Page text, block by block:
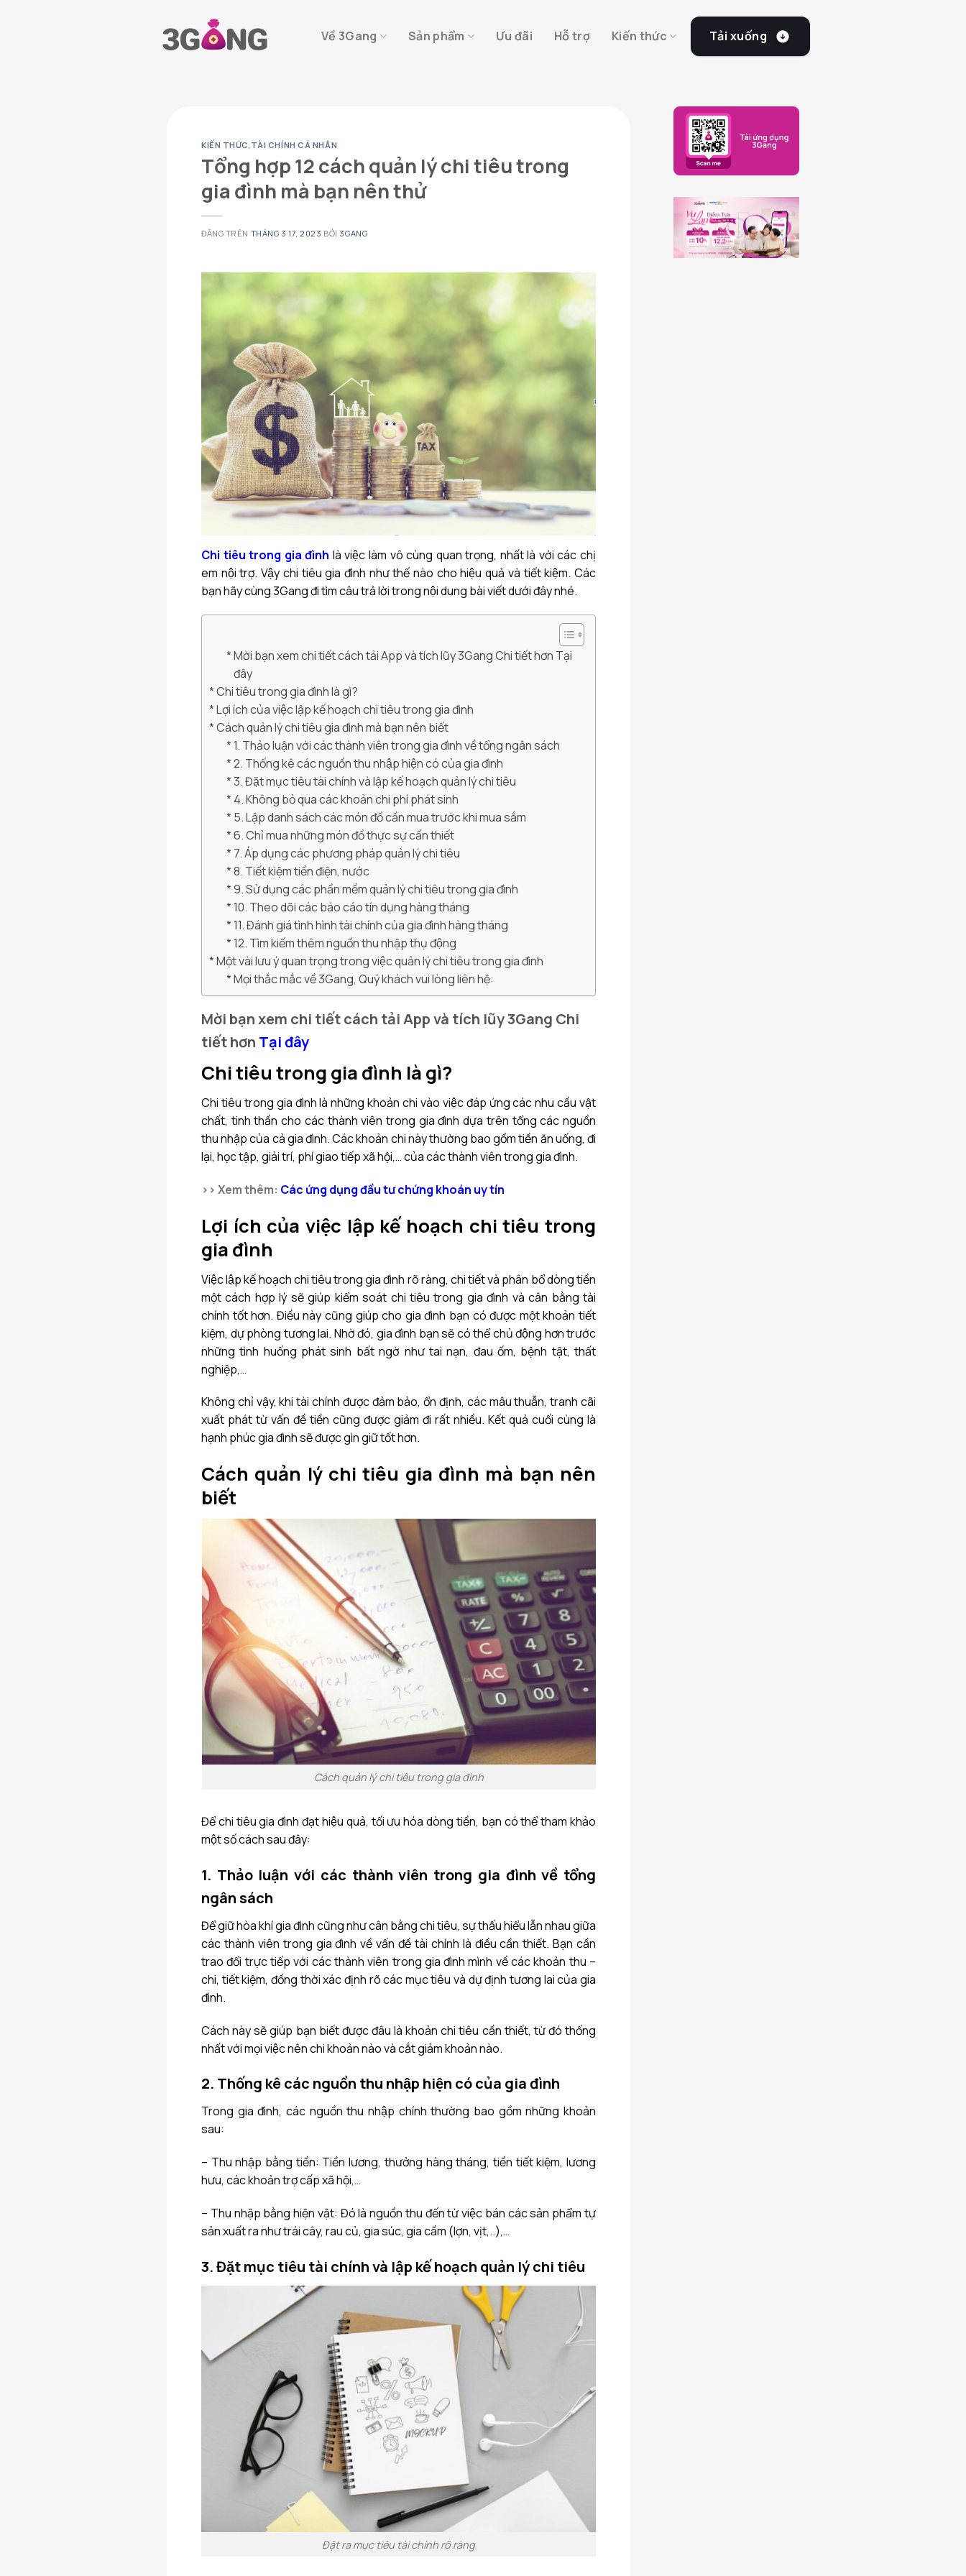
Về 3Gang Sản phẩm Ưu đãi Hỗ trợ Kiến thức Tải xuống
KIẾN THỨC, TÀI CHÍNH CÁ NHÂN
Tổng hợp 12 cách quản lý chi tiêu trong
gia đình mà bạn nên thử
ĐĂNG TRÊN THÁNG 3 17, 2023 BỞI 3GANG
Chi tiêu trong gia đình là việc làm vô cùng quan trọng, nhất là với các chị
em nội trợ. Vậy chi tiêu gia đình như thế nào cho hiệu quả và tiết kiệm. Các
bạn hãy cùng 3Gang đi tìm câu trả lời trong nội dung bài viết dưới đây nhé.
Mời bạn xem chi tiết cách tải App và tích lũy 3Gang Chi tiết hơn Tại
đây
Chi tiêu trong gia đình là gì?
Lợi ích của việc lập kế hoạch chi tiêu trong gia đình
Cách quản lý chi tiêu gia đình mà bạn nên biết
1. Thảo luận với các thành viên trong gia đình về tổng ngân sách
2. Thống kê các nguồn thu nhập hiện có của gia đình
3. Đặt mục tiêu tài chính và lập kế hoạch quản lý chi tiêu
4. Không bỏ qua các khoản chi phí phát sinh
5. Lập danh sách các món đồ cần mua trước khi mua sắm
6. Chỉ mua những món đồ thực sự cần thiết
7. Áp dụng các phương pháp quản lý chi tiêu
8. Tiết kiệm tiền điện, nước
9. Sử dụng các phần mềm quản lý chi tiêu trong gia đình
10. Theo dõi các báo cáo tín dụng hàng tháng
11. Đánh giá tình hình tài chính của gia đình hàng tháng
12. Tìm kiếm thêm nguồn thu nhập thụ động
Một vài lưu ý quan trọng trong việc quản lý chi tiêu trong gia đình
Mọi thắc mắc về 3Gang, Quý khách vui lòng liên hệ:
Mời bạn xem chi tiết cách tải App và tích lũy 3Gang Chi
tiết hơn Tại đây
Chi tiêu trong gia đình là gì?
Chi tiêu trong gia đình là những khoản chi vào việc đáp ứng các nhu cầu vật
chất, tinh thần cho các thành viên trong gia đình dựa trên tổng các nguồn
thu nhập của cả gia đình. Các khoản chi này thường bao gồm tiền ăn uống, đi
lại, học tập, giải trí, phí giao tiếp xã hội,… của các thành viên trong gia đình.
>> Xem thêm: Các ứng dụng đầu tư chứng khoán uy tín
Lợi ích của việc lập kế hoạch chi tiêu trong
gia đình
Việc lập kế hoạch chi tiêu trong gia đình rõ ràng, chi tiết và phân bổ dòng tiền
một cách hợp lý sẽ giúp kiểm soát chi tiêu trong gia đình và cân bằng tài
chính tốt hơn. Điều này cũng giúp cho gia đình bạn có được một khoản tiết
kiệm, dự phòng tương lai. Nhờ đó, gia đình bạn sẽ có thể chủ động hơn trước
những tình huống phát sinh bất ngờ như tai nạn, đau ốm, bệnh tật, thất
nghiệp,…
Không chỉ vậy, khi tài chính được đảm bảo, ổn định, các mâu thuẫn, tranh cãi
xuất phát từ vấn đề tiền cũng được giảm đi rất nhiều. Kết quả cuối cùng là
hạnh phúc gia đình sẽ được gìn giữ tốt hơn.
Cách quản lý chi tiêu gia đình mà bạn nên
biết
Cách quản lý chi tiêu trong gia đình
Để chi tiêu gia đình đạt hiệu quả, tối ưu hóa dòng tiền, bạn có thể tham khảo
một số cách sau đây:
1. Thảo luận với các thành viên trong gia đình về tổng
ngân sách
Để giữ hòa khí gia đình cũng như cân bằng chi tiêu, sự thấu hiểu lẫn nhau giữa
các thành viên trong gia đình về vấn đề tài chính là điều cần thiết. Bạn cần
trao đổi trực tiếp với các thành viên trong gia đình mình về các khoản thu –
chi, tiết kiệm, đồng thời xác định rõ các mục tiêu và dự định tương lai của gia
đình.
Cách này sẽ giúp bạn biết được đâu là khoản chi tiêu cần thiết, từ đó thống
nhất với mọi việc nên chi khoản nào và cắt giảm khoản nào.
2. Thống kê các nguồn thu nhập hiện có của gia đình
Trong gia đình, các nguồn thu nhập chính thường bao gồm những khoản
sau:
– Thu nhập bằng tiền: Tiền lương, thưởng hàng tháng, tiền tiết kiệm, lương
hưu, các khoản trợ cấp xã hội,…
– Thu nhập bằng hiện vật: Đó là nguồn thu đến từ việc bán các sản phẩm tự
sản xuất ra như trái cây, rau củ, gia súc, gia cầm (lợn, vịt,..),…
3. Đặt mục tiêu tài chính và lập kế hoạch quản lý chi tiêu
Đặt ra mục tiêu tài chính rõ ràng